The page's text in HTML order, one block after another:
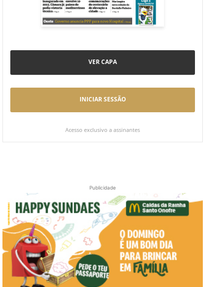
VER CAPA
INICIAR SESSÃO
Acesso exclusivo a assinantes
Publicidade